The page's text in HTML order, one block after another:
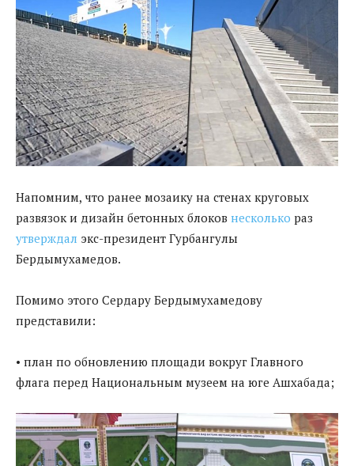
Напомним, что ранее мозаику на стенах круговых
развязок и дизайн бетонных блоков несколько раз
утверждал экс-президент Гурбангулы
Бердымухамедов.
Помимо этого Сердару Бердымухамедову
представили:
• план по обновлению площади вокруг Главного
флага перед Национальным музеем на юге Ашхабада;